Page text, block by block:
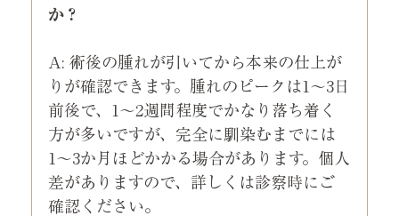
か？
A: 術後の腫れが引いてから本来の仕上が
りが確認できます。腫れのピークは1〜3日
前後で、1〜2週間程度でかなり落ち着く
方が多いですが、完全に馴染むまでには
1〜3か月ほどかかる場合があります。個人
差がありますので、詳しくは診察時にご
確認ください。